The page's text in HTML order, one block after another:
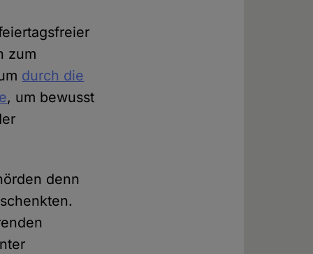
zum
durch die
, um bewusst
denn